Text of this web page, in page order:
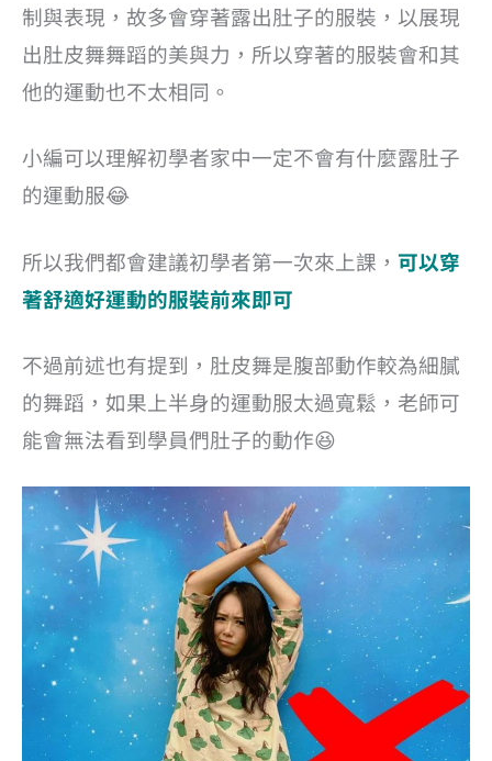
制與表現，故多會穿著露出肚子的服裝，以展現
出肚皮舞舞蹈的美與力，所以穿著的服裝會和其
他的運動也不太相同。
小編可以理解初學者家中一定不會有什麼露肚子
的運動服😂
所以我們都會建議初學者第一次來上課， 可以穿
著舒適好運動的服裝前來即可
不過前述也有提到，肚皮舞是腹部動作較為細膩
的舞蹈， 如果上半身的運動服太過寬鬆，老師可
能會無法看到學員們肚子的動作😆